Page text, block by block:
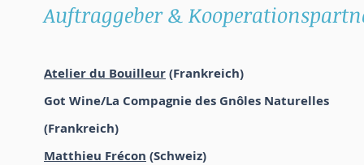
Auftraggeber &
Atelier du Bouilleur(Frankreich)
​Got Wine/La Compagnie des Gnôles Naturelles
(Frankreich)
Matthieu Frécon (Schweiz)